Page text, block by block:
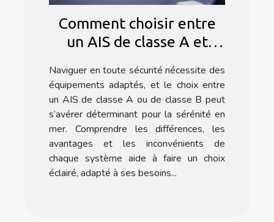
Comment choisir entre
un AIS de classe A et
bateau ?
Naviguer en toute sécurité nécessite des
équipements adaptés, et le choix entre
un AIS de classe A ou de classe B peut
s’avérer déterminant pour la sérénité en
mer. Comprendre les différences, les
avantages et les inconvénients de
chaque système aide à faire un choix
éclairé, adapté à ses besoins...